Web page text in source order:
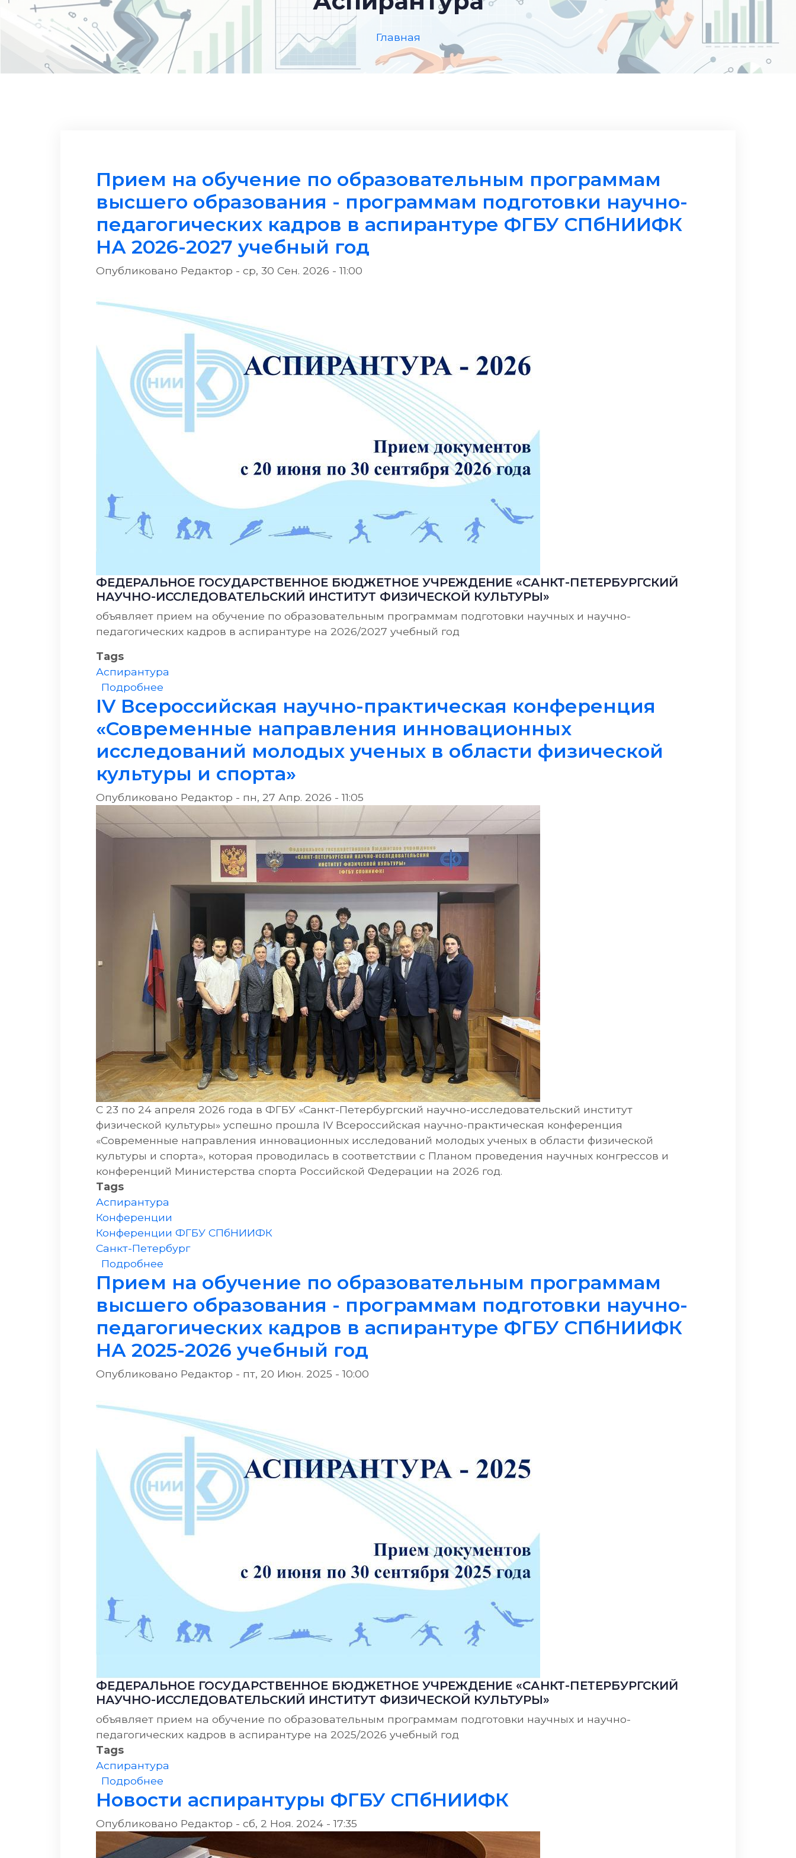
Главная
Прием на обучение по образовательным программам
высшего образования - программам подготовки научно-
педагогических кадров в аспирантуре ФГБУ СПбНИИФК
НА 2026-2027 учебный год
Опубликовано Редактор - ср, 30 Сен. 2026 - 11:00
ФЕДЕРАЛЬНОЕ ГОСУДАРСТВЕННОЕ БЮДЖЕТНОЕ УЧРЕЖДЕНИЕ «САНКТ-ПЕТЕРБУРГСКИЙ
НАУЧНО-ИССЛЕДОВАТЕЛЬСКИЙ ИНСТИТУТ ФИЗИЧЕСКОЙ КУЛЬТУРЫ»
объявляет прием на обучение по образовательным программам подготовки научных и научно-
педагогических кадров в аспирантуре на 2026/2027 учебный год
Tags
Аспирантура
Подробнеео Прием на обучение по образовательным программам высшего образования - программам подготовки
IV Всероссийская научно-практическая конференция
«Современные направления инновационных
исследований молодых ученых в области физической
культуры и спорта»
Опубликовано Редактор - пн, 27 Апр. 2026 - 11:05
С 23 по 24 апреля 2026 года в ФГБУ «Санкт-Петербургский научно-исследовательский институт
физической культуры» успешно прошла IV Всероссийская научно-практическая конференция
«Современные направления инновационных исследований молодых ученых в области физической
культуры и спорта», которая проводилась в соответствии с Планом проведения научных конгрессов и
конференций Министерства спорта Российской Федерации на 2026 год.
Tags
Аспирантура
Конференции
Конференции ФГБУ СПбНИИФК
Санкт-Петербург
Подробнеео IV Всероссийская научно-практическая конференция «Современные направления инновационных
Прием на обучение по образовательным программам
высшего образования - программам подготовки научно-
педагогических кадров в аспирантуре ФГБУ СПбНИИФК
НА 2025-2026 учебный год
Опубликовано Редактор - пт, 20 Июн. 2025 - 10:00
ФЕДЕРАЛЬНОЕ ГОСУДАРСТВЕННОЕ БЮДЖЕТНОЕ УЧРЕЖДЕНИЕ «САНКТ-ПЕТЕРБУРГСКИЙ
НАУЧНО-ИССЛЕДОВАТЕЛЬСКИЙ ИНСТИТУТ ФИЗИЧЕСКОЙ КУЛЬТУРЫ»
объявляет прием на обучение по образовательным программам подготовки научных и научно-
педагогических кадров в аспирантуре на 2025/2026 учебный год
Tags
Аспирантура
Подробнеео Прием на обучение по образовательным программам высшего образования - программам подготовки
Новости аспирантуры ФГБУ СПбНИИФК
Опубликовано Редактор - сб, 2 Ноя. 2024 - 17:35